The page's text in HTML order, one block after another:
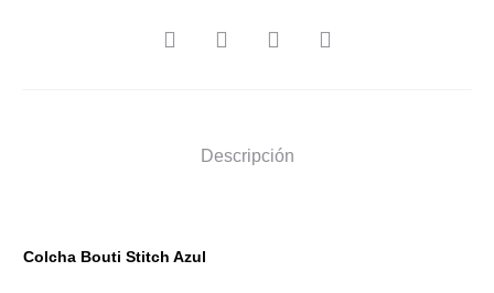
SHARE
Descripción
Colcha Bouti Stitch Azul